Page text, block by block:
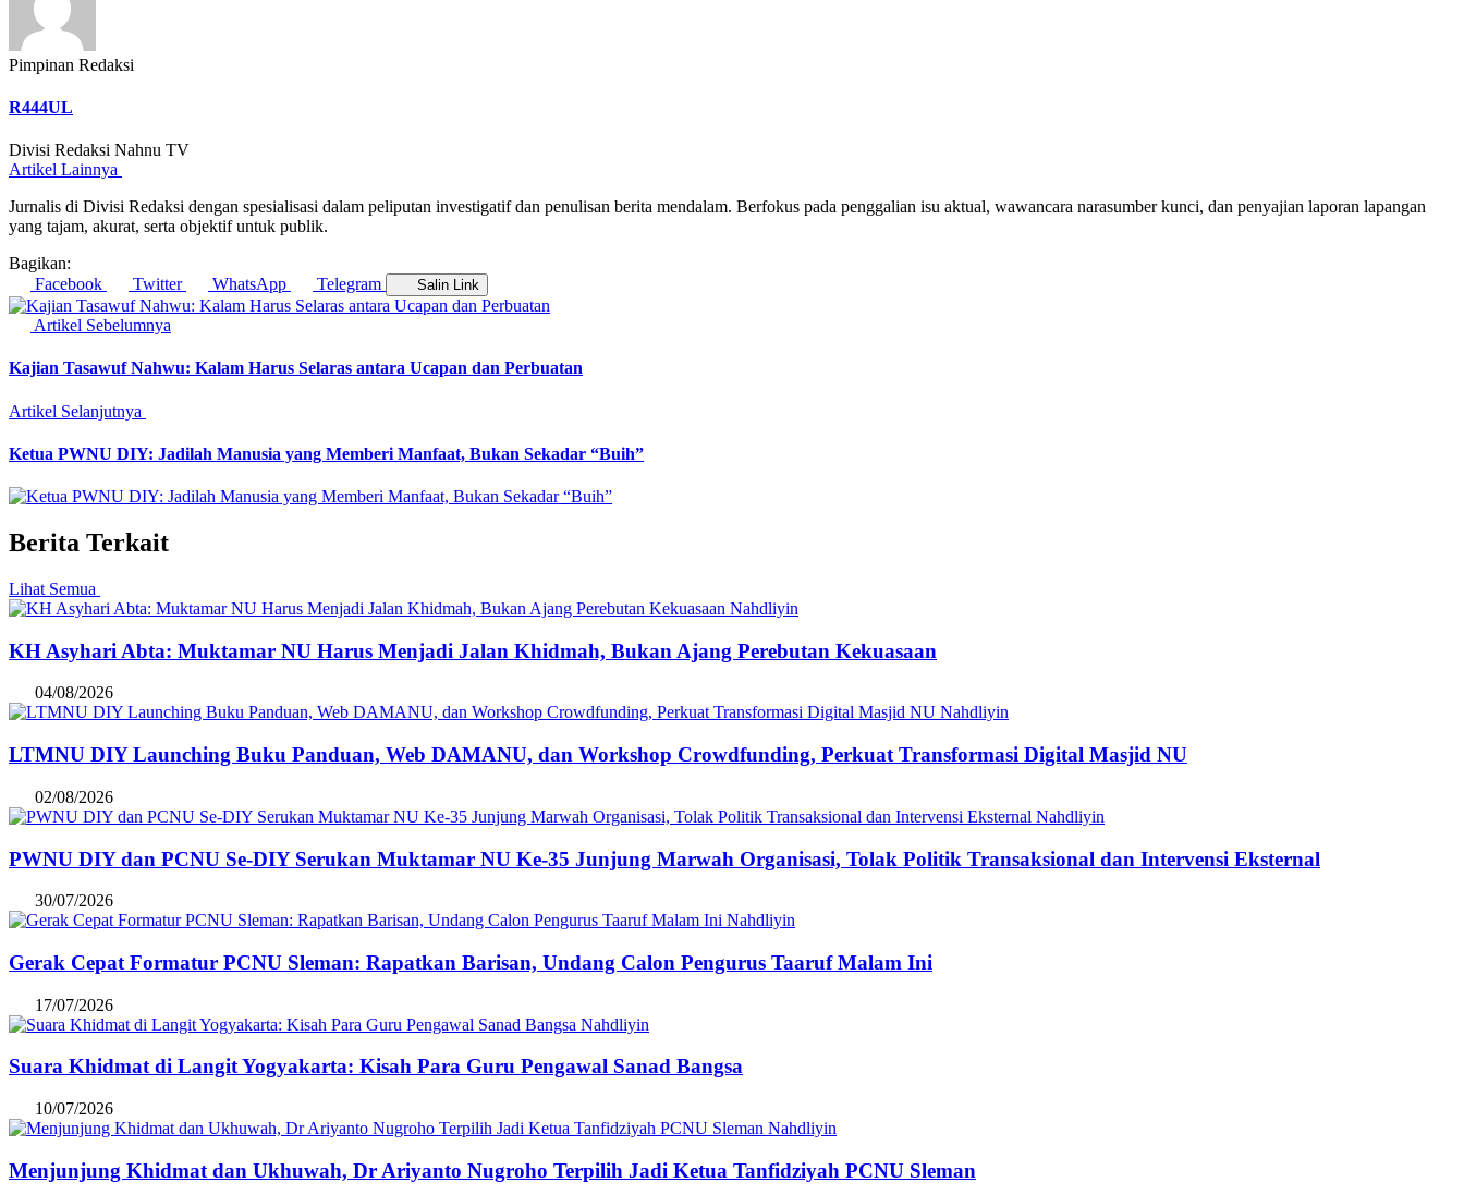
Pimpinan Redaksi
R444UL
Divisi Redaksi Nahnu TV
Artikel Lainnya
Jurnalis di Divisi Redaksi dengan spesialisasi dalam peliputan investigatif dan penulisan berita mendalam. Berfokus pada penggalian isu aktual, wawancara narasumber kunci, dan penyajian laporan lapangan
yang tajam, akurat, serta objektif untuk publik.
Bagikan:
Facebook
Twitter WhatsApp Telegram Salin Link
Artikel Sebelumnya
Kajian Tasawuf Nahwu: Kalam Harus Selaras antara Ucapan dan Perbuatan
Artikel Selanjutnya
Ketua PWNU DIY: Jadilah Manusia yang Memberi Manfaat, Bukan Sekadar “Buih”
Berita Terkait
Lihat Semua
Nahdliyin
KH Asyhari Abta: Muktamar NU Harus Menjadi Jalan Khidmah, Bukan Ajang Perebutan Kekuasaan
04/08/2026
Nahdliyin
LTMNU DIY Launching Buku Panduan, Web DAMANU, dan Workshop Crowdfunding, Perkuat Transformasi Digital Masjid NU
02/08/2026
Nahdliyin
PWNU DIY dan PCNU Se-DIY Serukan Muktamar NU Ke-35 Junjung Marwah Organisasi, Tolak Politik Transaksional dan Intervensi Eksternal
30/07/2026
Nahdliyin
Gerak Cepat Formatur PCNU Sleman: Rapatkan Barisan, Undang Calon Pengurus Taaruf Malam Ini
17/07/2026
Nahdliyin
Suara Khidmat di Langit Yogyakarta: Kisah Para Guru Pengawal Sanad Bangsa
10/07/2026
Nahdliyin
Menjunjung Khidmat dan Ukhuwah, Dr Ariyanto Nugroho Terpilih Jadi Ketua Tanfidziyah PCNU Sleman